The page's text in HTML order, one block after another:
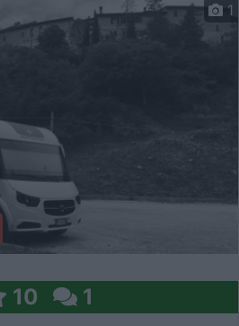
1
10 1